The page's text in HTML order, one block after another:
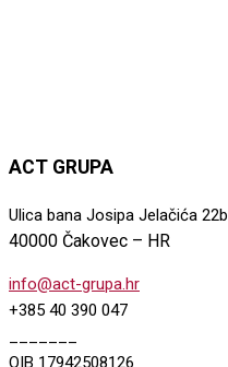
ACT GRUPA
Ulica bana Josipa Jelačića 22b
40000 Čakovec – HR
info@act-grupa.hr
+385 40 390 047
OIB 17942508126